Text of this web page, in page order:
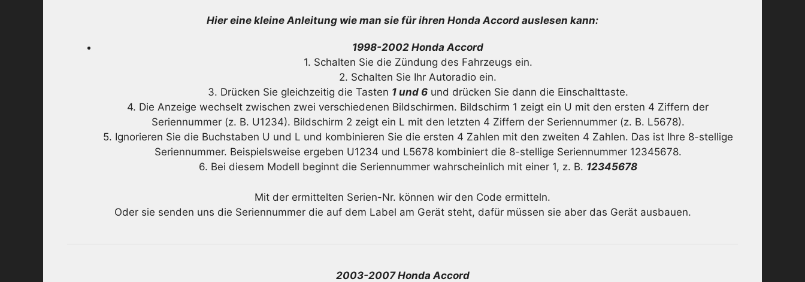
Hier eine kleine Anleitung wie man sie für ihren Honda Accord auslesen kann:
1998-2002 Honda Accord
1. Schalten Sie die Zündung des Fahrzeugs ein.
2. Schalten Sie Ihr Autoradio ein.
3. Drücken Sie gleichzeitig die Tasten 1 und 6und drücken Sie dann die Einschalttaste.
4. Die Anzeige wechselt zwischen zwei verschiedenen Bildschirmen. Bildschirm 1 zeigt ein U mit den ersten 4 Ziffern der
Seriennummer (z. B. U1234). Bildschirm 2 zeigt ein L mit den letzten 4 Ziffern der Seriennummer (z. B. L5678).
5. Ignorieren Sie die Buchstaben U und L und kombinieren Sie die ersten 4 Zahlen mit den zweiten 4 Zahlen. Das ist Ihre 8-stellige
Seriennummer. Beispielsweise ergeben U1234 und L5678 kombiniert die 8-stellige Seriennummer 12345678.
6. Bei diesem Modell beginnt die Seriennummer wahrscheinlich mit einer 1, z. B. 12345678
Mit der ermittelten Serien-Nr. können wir den Code ermitteln.
Oder sie senden uns die Seriennummer die auf dem Label am Gerät steht, dafür müssen sie aber das Gerät ausbauen.
2003-2007 Honda Accord